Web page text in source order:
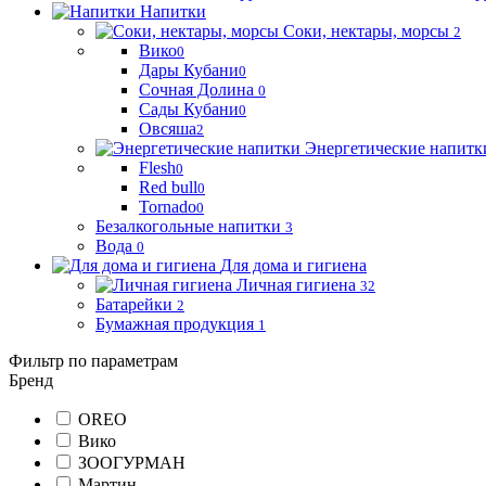
Напитки
Соки, нектары, морсы 2
Вико0
Дары Кубани0
Сочная Долина 0
Сады Кубани0
Овсяша2
Энергетические
Flesh0
Red bull0
Tornado0
Безалкогольные напитки 3
Вода 0
Для дома и гигиена
Личная гигиена 32
Батарейки 2
Бумажная продукция 1
Фильтр по параметрам
Бренд
OREO
Вико
ЗООГУРМАН